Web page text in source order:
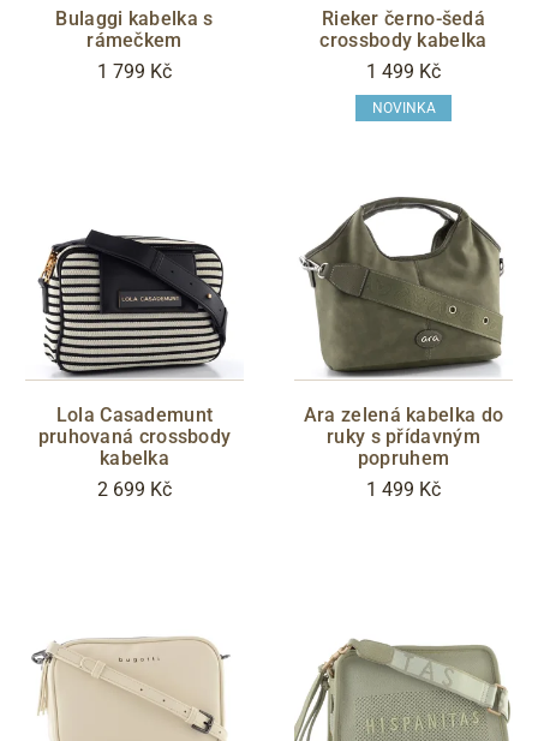
Bulaggi kabelka s
rámečkem
1 799 Kč
Rieker černo-šedá
crossbody kabelka
1 499 Kč
NOVINKA
Lola Casademunt
pruhovaná crossbody
kabelka
2 699 Kč
Ara zelená kabelka do
ruky s přídavným
popruhem
1 499 Kč